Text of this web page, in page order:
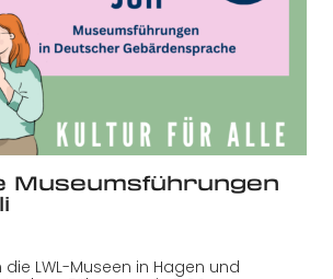
Museumsführungen
LWL-Museen in Hagen und